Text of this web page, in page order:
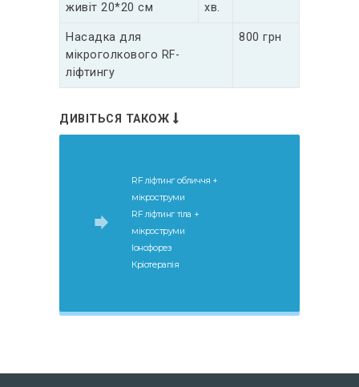
живіт 20*20 см
хв.
Насадка для
мікроголкового RF-
ліфтингу
800 грн
ДИВІТЬСЯ ТАКОЖ
RF ліфтинг обличчя +
мікроструми
RF ліфтинг тіла +
мікроструми
Іонофорез
Кріотерапія